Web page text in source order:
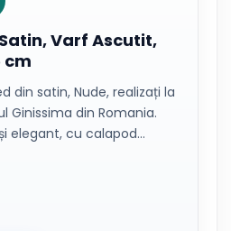
Varf Ascutit,
cm
din satin, Nude, realizați la
Ginissima din Romania.
elegant, cu calapod…